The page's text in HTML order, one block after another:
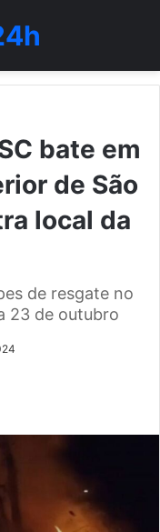
bate em
de São
local da
de resgate no
23 de outubro